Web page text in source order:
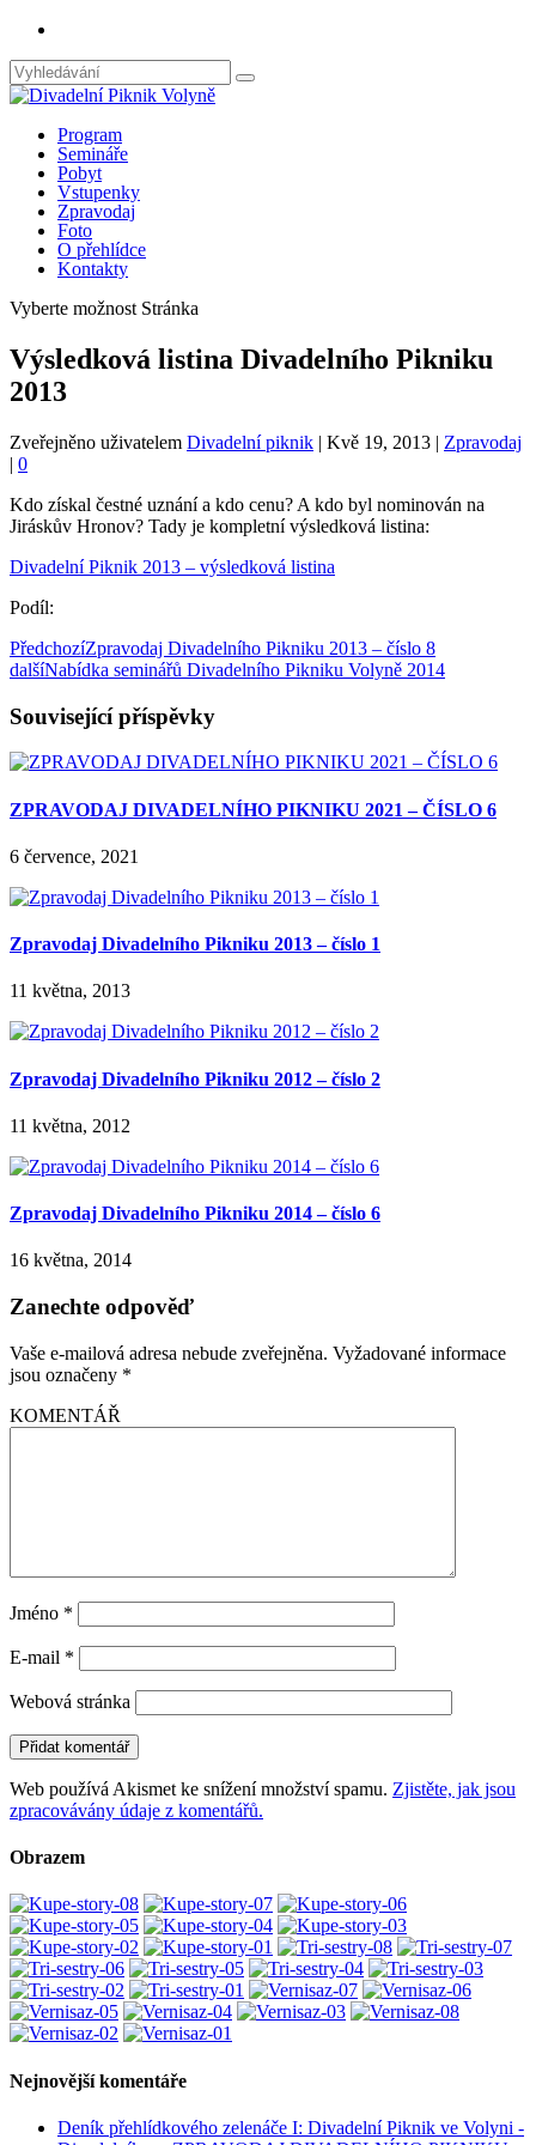
Program
Semináře
Pobyt
Vstupenky
Zpravodaj
Foto
O přehlídce
Kontakty
Vyberte možnost Stránka
Výsledková listina Divadelního Pikniku
2013
Zveřejněno uživatelem Divadelní piknik | Kvě 19, 2013 | Zpravodaj
| 0
Kdo získal čestné uznání a kdo cenu? A kdo byl nominován na
Jiráskův Hronov? Tady je kompletní výsledková listina:
Divadelní Piknik 2013 – výsledková listina
Podíl:
PředchozíZpravodaj Divadelního Pikniku 2013 – číslo 8
dalšíNabídka seminářů Divadelního Pikniku Volyně 2014
Související příspěvky
ZPRAVODAJ DIVADELNÍHO PIKNIKU 2021 – ČÍSLO 6
6 července, 2021
Zpravodaj Divadelního Pikniku 2013 – číslo 1
11 května, 2013
Zpravodaj Divadelního Pikniku 2012 – číslo 2
11 května, 2012
Zpravodaj Divadelního Pikniku 2014 – číslo 6
16 května, 2014
Zanechte odpověď
Vaše e-mailová adresa nebude zveřejněna. Vyžadované informace
jsou označeny *
KOMENTÁŘ
Jméno *
E-mail *
Webová stránka
Web používá Akismet ke snížení množství spamu. Zjistěte, jak jsou
zpracovávány údaje z komentářů.
Obrazem
Nejnovější komentáře
Deník přehlídkového zelenáče I: Divadelní Piknik ve Volyni -